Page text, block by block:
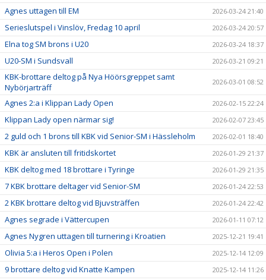
Agnes uttagen till EM 2026-03-24 21:40
Serieslutspel i Vinslöv, Fredag 10 april 2026-03-24 20:57
Elna tog SM brons i U20 2026-03-24 18:37
U20-SM i Sundsvall 2026-03-21 09:21
KBK-brottare deltog på Nya Höörsgreppet samt
Nybörjarträff
2026-03-01 08:52
Agnes 2:a i Klippan Lady Open 2026-02-15 22:24
Klippan Lady open närmar sig! 2026-02-07 23:45
2 guld och 1 brons till KBK vid Senior-SM i Hässleholm 2026-02-01 18:40
KBK är ansluten till fritidskortet 2026-01-29 21:37
KBK deltog med 18 brottare i Tyringe 2026-01-29 21:35
7 KBK brottare deltager vid Senior-SM 2026-01-24 22:53
2 KBK brottare deltog vid Bjuvsträffen 2026-01-24 22:42
Agnes segrade i Vättercupen 2026-01-11 07:12
Agnes Nygren uttagen till turnering i Kroatien 2025-12-21 19:41
Olivia 5:a i Heros Open i Polen 2025-12-14 12:09
9 brottare deltog vid Knatte Kampen 2025-12-14 11:26